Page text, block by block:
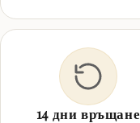
14 дни връщане